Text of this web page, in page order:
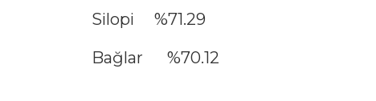
Silopi %71.29
Bağlar %70.12